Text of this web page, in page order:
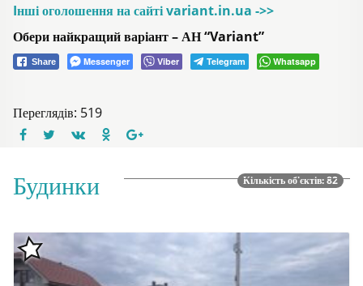
Iнші оголошення на сайті variant.in.ua ->>
Обери найкращий варіант – АН “Variant”
Share Messenger Viber Telegram Whatsapp
Переглядів: 519
Будинки Кількість об'єктів: 82